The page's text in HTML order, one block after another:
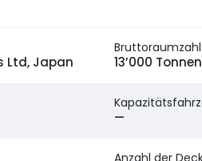
Ltd, Japan
Bruttoraumzahl
13’000 Tonnen
—
Anzahl der